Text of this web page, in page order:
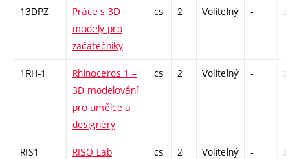
13DPZ
Práce s 3D
modely pro
začátečníky
cs 2 Volitelný - zá
1RH-1
Rhinoceros 1 –
3D modelování
pro umělce a
designéry
cs 2 Volitelný - zá
RIS1 RISO Lab cs 2 Volitelný - zá